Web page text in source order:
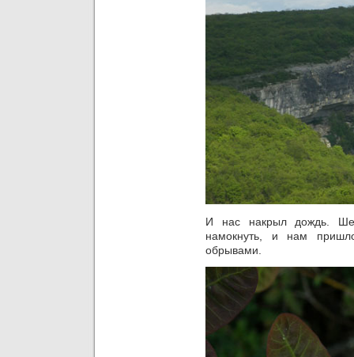
И нас накрыл дождь.
намокнуть, и нам
обрывами.